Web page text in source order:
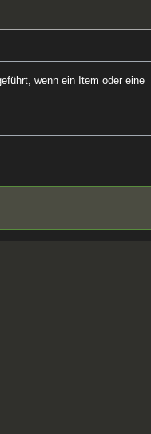
wenn ein Item oder eine